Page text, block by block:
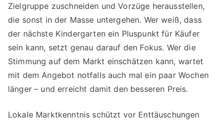
Zielgruppe zuschneiden und Vorzüge herausstellen,
die sonst in der Masse untergehen. Wer weiß, dass
der nächste Kindergarten ein Pluspunkt für Käufer
sein kann, setzt genau darauf den Fokus. Wer die
Stimmung auf dem Markt einschätzen kann, wartet
mit dem Angebot notfalls auch mal ein paar Wochen
länger – und erreicht damit den besseren Preis.
Lokale Marktkenntnis schützt vor Enttäuschungen